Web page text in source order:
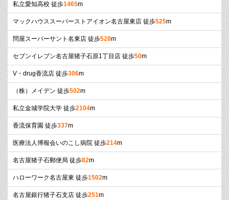
私立愛知高校 徒歩1465m
マックハウススーパーストアイオン名古屋東店 徒歩525m
問屋スーパーサント名東店 徒歩528m
セブンイレブン名古屋猪子石原1丁目店 徒歩50m
V・drug香流店 徒歩306m
（株）メイデン 徒歩502m
私立金城学院大学 徒歩2104m
香流保育園 徒歩337m
医療法人博報会いのこし病院 徒歩214m
名古屋猪子石郵便局 徒歩82m
ハローワーク名古屋東 徒歩1502m
名古屋銀行猪子石支店 徒歩251m